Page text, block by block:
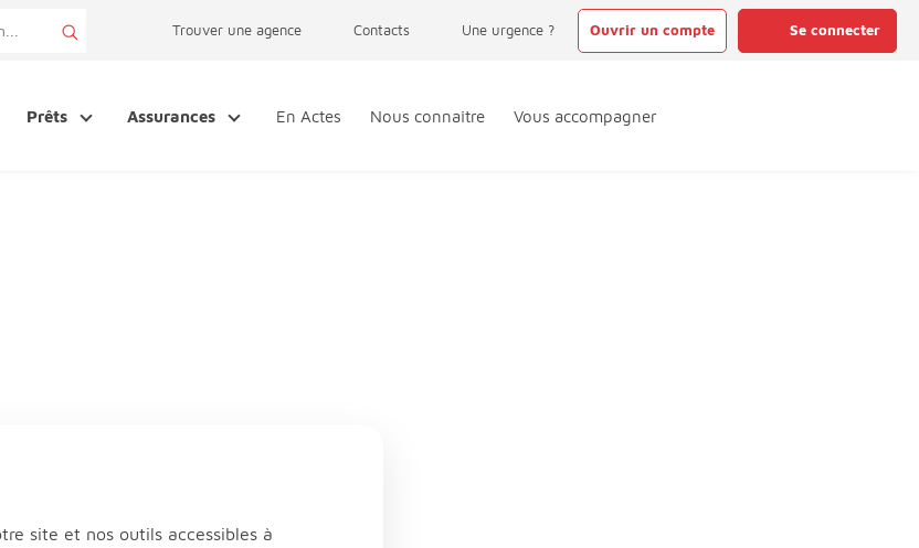
Trouver une agence Contacts Une urgence ? Ouvrir un compte Se connecter
Prêts Assurances En Actes Nous connaître Vous accompagner
site et nos outils accessibles à